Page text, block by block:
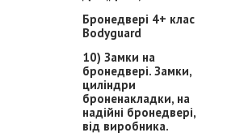
Бронедвері 4+ клас
Bodyguard
10) Замки на
бронедвері. Замки,
циліндри
броненакладки, на
надійні бронедвері,
від виробника.